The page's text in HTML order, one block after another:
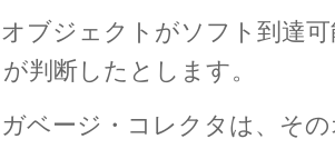
ブジェクトがソフト到達
判断したとします。
ベージ・コレクタは、そ